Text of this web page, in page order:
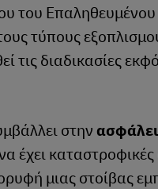
του
τύπους
τις διαδικασίες
στην
έχει
μιας στοίβας